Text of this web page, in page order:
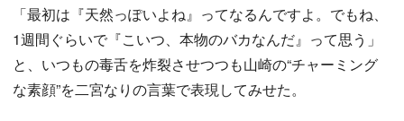
「最初は『天然っぽいよね』ってなるんですよ。でもね、
1週間ぐらいで『こいつ、本物のバカなんだ』って思う」
と、いつもの毒舌を炸裂させつつも山崎の“チャーミング
な素顔”を二宮なりの言葉で表現してみせた。